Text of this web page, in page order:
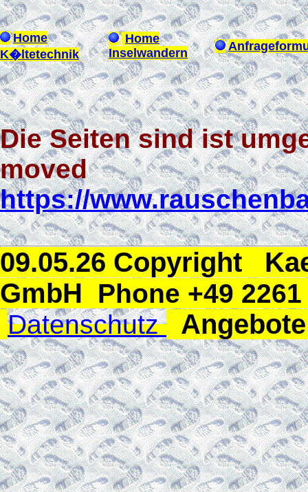
Home
K�ltetechnik
Home
Inselwandern
Die Seiten sind ist
moved
https://
09.05.26 Copyright
GmbH Phone +49
Datenschutz